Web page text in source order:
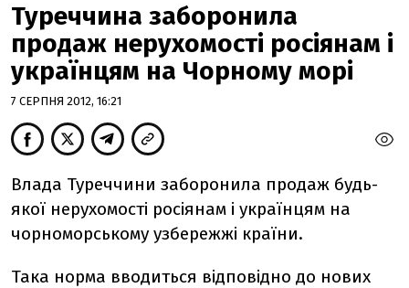
Туреччина заборонила
продаж нерухомості росіянам і
українцям на Чорному морі
7 СЕРПНЯ 2012, 16:21
Влада Туреччини заборонила продаж будь-
якої нерухомості росіянам і українцям на
чорноморському узбережжі країни.
Така норма вводиться відповідно до нових